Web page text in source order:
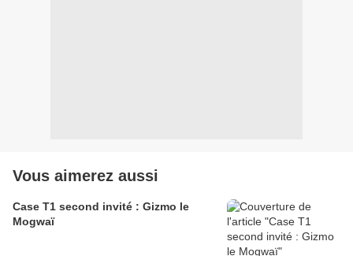
Vous aimerez aussi
Case T1 second invité : Gizmo le
Mogwaï